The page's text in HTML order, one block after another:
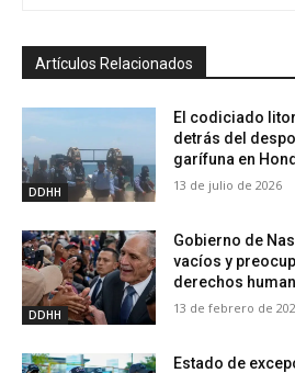
Artículos Relacionados
DDHH
El codiciado
detrás del
garífuna en
13 de julio de 2026
DDHH
Gobierno de
vacíos y
derechos
13 de febrero de
Estado de